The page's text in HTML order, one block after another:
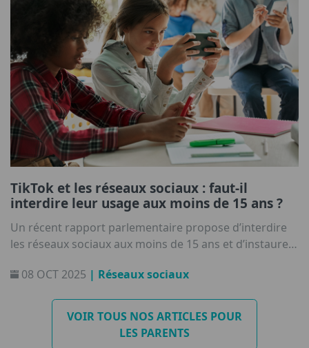
TikTok et les réseaux sociaux : faut-il
interdire leur usage aux moins de 15 ans ?
Un récent rapport parlementaire propose d’interdire
les réseaux sociaux aux moins de 15 ans et d’instaurer
interdire, ce n’est pas éduquer !
08 OCT 2025 | Réseaux sociaux
VOIR TOUS NOS ARTICLES POUR
LES PARENTS